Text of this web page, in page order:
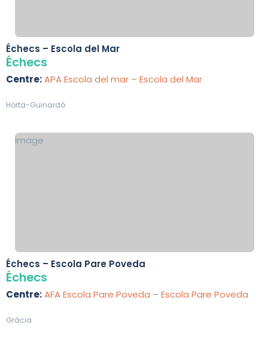
Échecs – Escola del Mar
Échecs
Centre:APA Escola del mar – Escola del Mar
Horta-Guinardó
Image
Échecs – Escola Pare Poveda
Échecs
Centre:AFA Escola Pare Poveda – Escola Pare Poveda
Gràcia